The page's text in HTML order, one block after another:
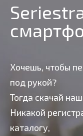
Хочешь, чтобы
под рукой?
Тогда скачай
Никакой
каталогу,